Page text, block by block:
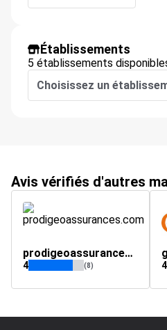
Établissements
5 établissements
Choisissez un
Avis vérifiés d'autres
prodigeoassurances.com
4 (8)